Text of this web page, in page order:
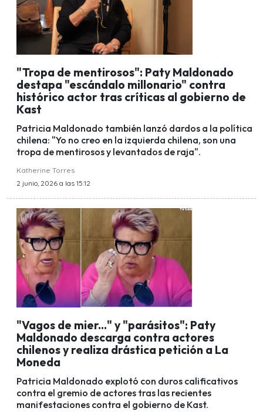
"Tropa de mentirosos": Paty Maldonado
destapa "escándalo millonario" contra
histórico actor tras críticas al gobierno de
Kast
Patricia Maldonado también lanzó dardos a la política
chilena: "Yo no creo en la izquierda chilena, son una
tropa de mentirosos y levantados de raja".
Katherine Torres
2 junio, 2026 a las 15:12
"Vagos de mier..." y "parásitos": Paty
Maldonado descarga contra actores
chilenos y realiza drástica petición a La
Moneda
Patricia Maldonado explotó con duros calificativos
contra el gremio de actores tras las recientes
manifestaciones contra el gobierno de Kast.